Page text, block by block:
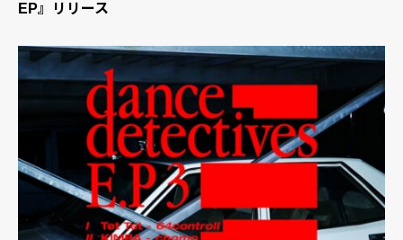
EP』リリース